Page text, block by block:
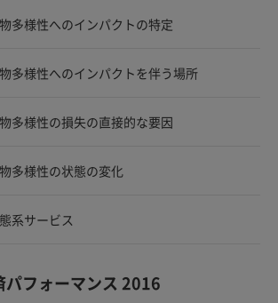
多様性へのインパクトの特定
多様性へのインパクトを伴う場所
多様性の損失の直接的な要因
多様性の状態の変化
系サービス
パフォーマンス 2016